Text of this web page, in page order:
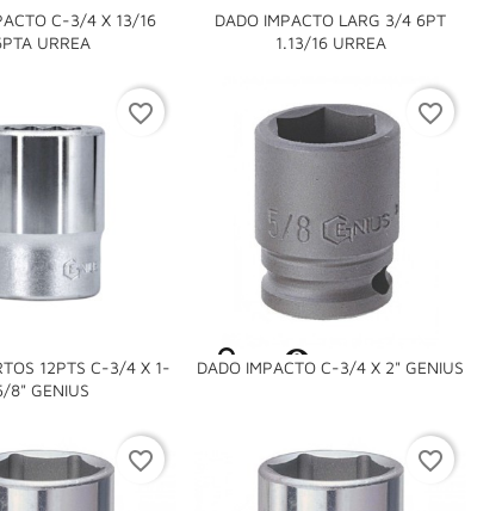
C-3/4 X 13/16
URREA
DADO IMPACTO LARG 3/4 6PT
1.13/16 URREA

12PTS C-3/4 X 1-
8" GENIUS
favorite_border
DADO IMPACTO C-3/4 X 2" GENIUS

favorite_border
favorite_border favorite_border